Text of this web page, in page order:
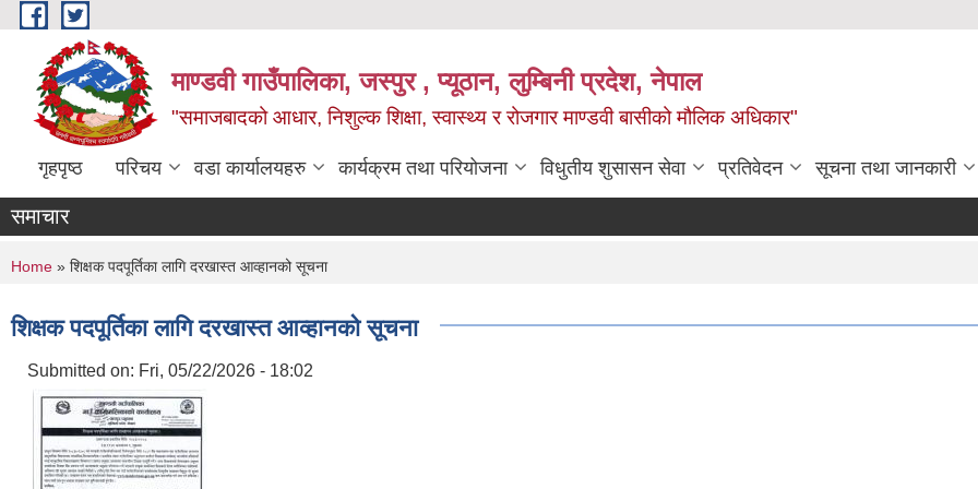
Skip to main content
माण्डवी गाउँपालिका, जस्पुर , प्यूठान, लुम्बिनी प्रदेश, नेपाल
"समाजबादको आधार, निशुल्क शिक्षा, स्वास्थ्य र रोजगार माण्डवी बासीको मौलिक अधिकार"
गृहपृष्ठ परिचय वडा कार्यालयहरु कार्यक्रम तथा परियोजना विधुतीय शुसासन सेवा प्रतिवेदन सूचना तथा जानकारी
समाचार
You are here
Home » शिक्षक पदपूर्तिका लागि दरखास्त आव्हानको सूचना
शिक्षक पदपूर्तिका लागि दरखास्त आव्हानको सूचना
Submitted on: Fri, 05/22/2026 - 18:02